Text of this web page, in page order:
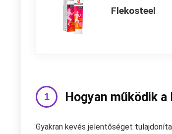
Flekosteel
Hogyan működik
Gyakran kevés jelentőséget